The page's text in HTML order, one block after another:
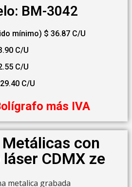
BM-3042
mínimo) $ 36.87 C/U
C/U
C/U
C/U
más IVA
con
CDMX ze